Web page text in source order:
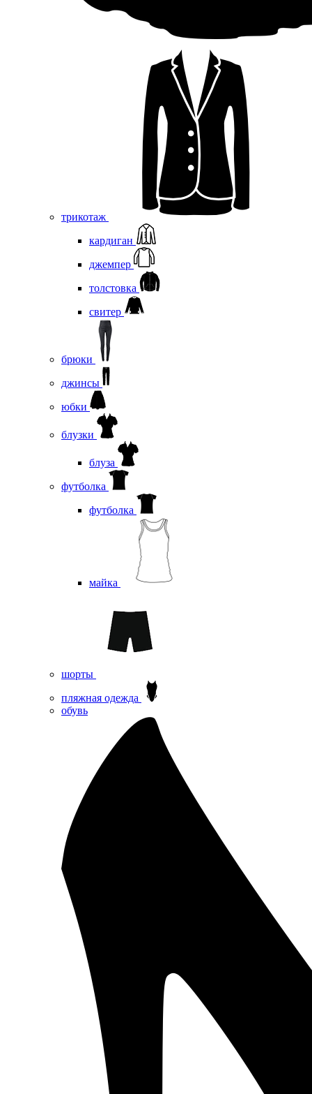
трикотаж
кардиган
джемпер
толстовка
свитер
брюки
джинсы
юбки
блузки
блуза
футболка
футболка
майка
шорты
пляжная одежда
oбувь